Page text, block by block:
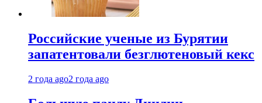
Российские ученые из Бурятии
запатентовали безглютеновый кекс
2 года ago2 года ago